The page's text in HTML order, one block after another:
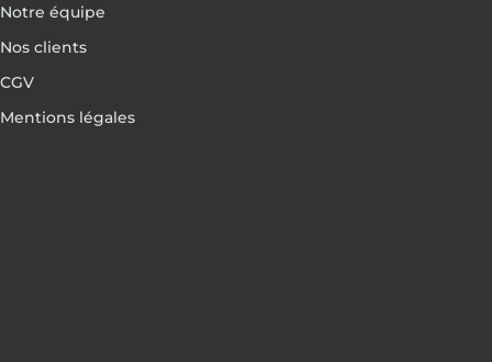
Notre équipe
Nos clients
CGV
Mentions légales